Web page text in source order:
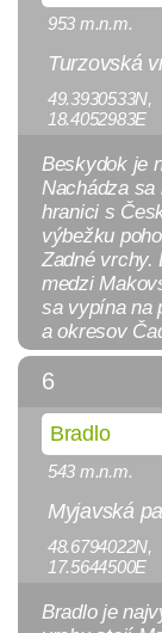
953 m.n.m.
Turzovská
49.3930533N,
18.4052983E
Beskydok je
Nachádza sa
hranici s
výbežku
Zadné vrchy.
medzi
sa vypína na
a okresov
6
Bradlo
543 m.n.m.
Myjavská
48.6794022N,
17.5644500E
Bradlo je